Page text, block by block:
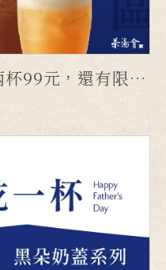
還有限定杯套等你拿